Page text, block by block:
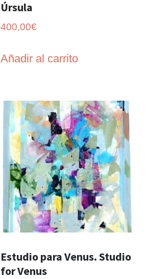
Úrsula
400,00€
Añadir al carrito
Estudio para Venus. Studio
for Venus